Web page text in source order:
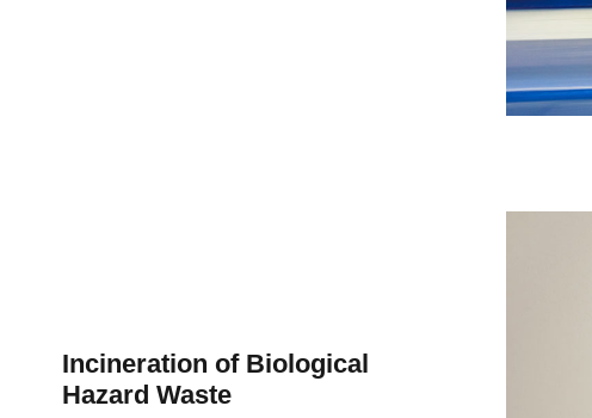
Incineration of Biological
Hazard Waste